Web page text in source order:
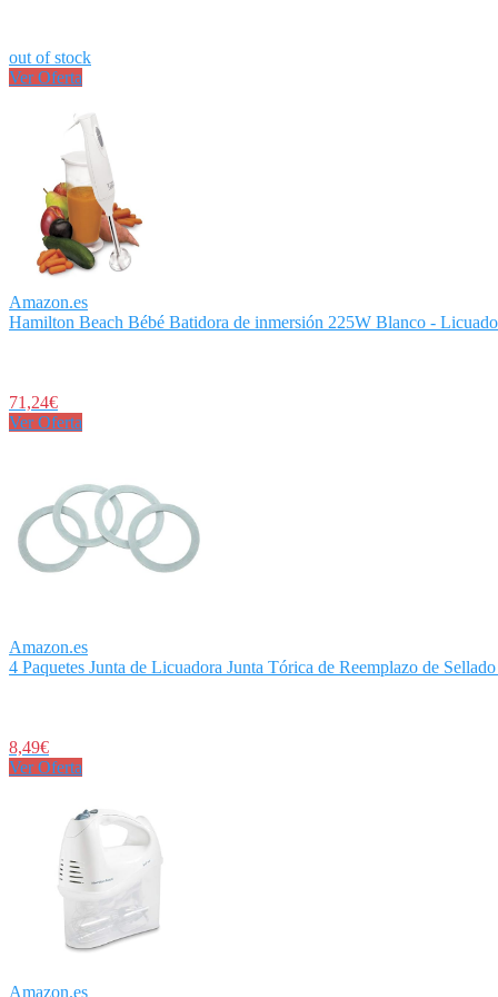
out of stock
Ver Oferta
Amazon.es
Hamilton Beach Bébé Batidora de inmersión 225W Blanco -
71,24€
Ver Oferta
Amazon.es
4 Paquetes Junta de Licuadora Junta Tórica de Reemplazo de
8,49€
Ver Oferta
Amazon.es